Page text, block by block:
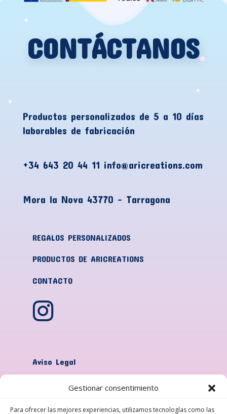
Gestionar consentimiento
Para ofrecer las mejores experiencias, utilizamos tecnologías como las
CONTÁCTANOS
Productos personalizados de 5 a 10 días
laborables de fabricación
+34 643 20 44 11 info@aricreations.com
Mora la Nova 43770 – Tarragona
REGALOS PERSONALIZADOS
PRODUCTOS DE ARICREATIONS
CONTACTO
Aviso Legal